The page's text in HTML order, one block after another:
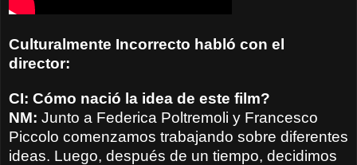
Culturalmente Incorrecto habló con el
director:
CI: Cómo nació la idea de este film?
NM: Junto a Federica Poltremoli y Francesco
Piccolo comenzamos trabajando sobre diferentes
ideas. Luego, después de un tiempo, decidimos